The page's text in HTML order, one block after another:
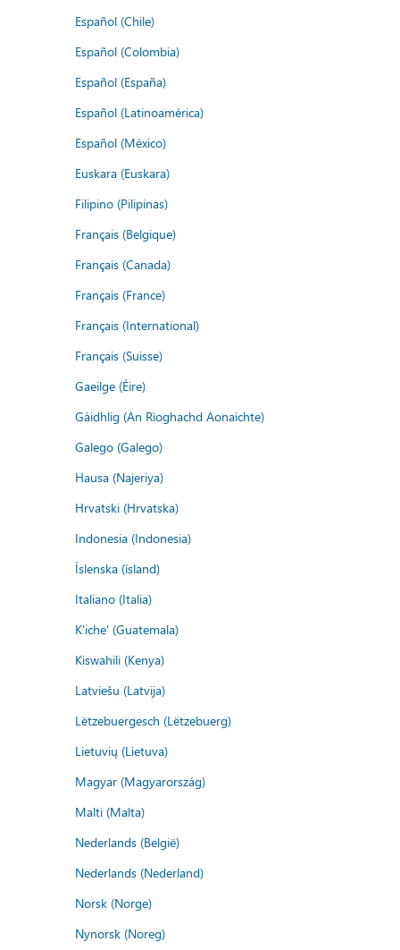
Español (Chile)
Español (Colombia)
Español (España)
Español (Latinoamérica)
Español (México)
Euskara (Euskara)
Filipino (Pilipinas)
Français (Belgique)
Français (Canada)
Français (France)
Français (International)
Français (Suisse)
Gaeilge (Éire)
Gàidhlig (An Rìoghachd Aonaichte)
Galego (Galego)
Hausa (Najeriya)
Hrvatski (Hrvatska)
Indonesia (Indonesia)
Íslenska (ísland)
Italiano (Italia)
K'iche' (Guatemala)
Kiswahili (Kenya)
Latviešu (Latvija)
Lëtzebuergesch (Lëtzebuerg)
Lietuvių (Lietuva)
Magyar (Magyarország)
Malti (Malta)
Nederlands (België)
Nederlands (Nederland)
Norsk (Norge)
Nynorsk (Noreg)